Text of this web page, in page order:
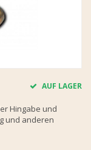
AUF LAGER
Hingabe und
und anderen